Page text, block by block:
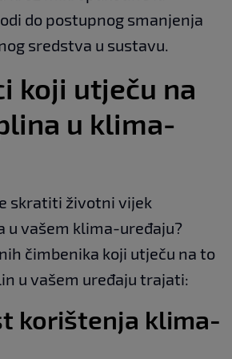
do postupnog smanjenja
sredstva u sustavu.
koji utječu na
u klima-
skratiti životni vijek
u vašem klima-uređaju?
čimbenika koji utječu na to
u vašem uređaju trajati:
korištenja klima-